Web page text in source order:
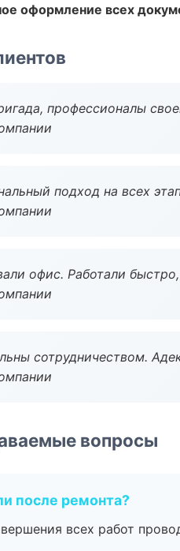
оформление всех
профессионалы
подход на всех
офис. Работали
сотрудничеством.
вопросы
после ремонта?
всех работ